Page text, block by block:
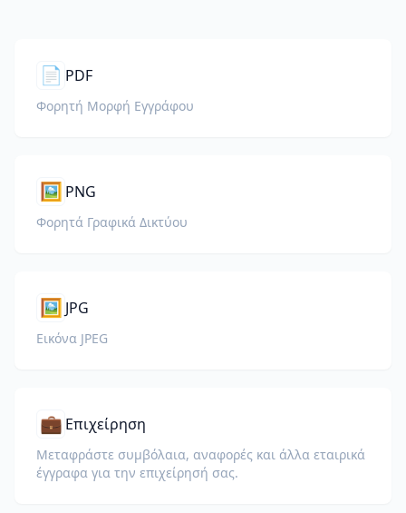
📄 PDF
Φορητή Μορφή Εγγράφου
🖼️ PNG
Φορητά Γραφικά Δικτύου
🖼️ JPG
Εικόνα JPEG
💼 Επιχείρηση
Μεταφράστε συμβόλαια, αναφορές και άλλα εταιρικά
έγγραφα για την επιχείρησή σας.